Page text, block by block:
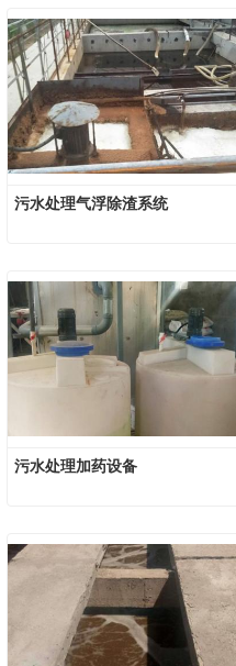
污水处理气浮除渣系统
污水处理加药设备